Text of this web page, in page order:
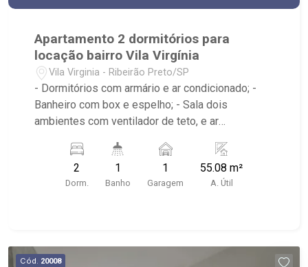
Apartamento 2 dormitórios para
locação bairro Vila Virgínia
Vila Virginia - Ribeirão Preto/SP
- Dormitórios com armário e ar condicionado; -
Banheiro com box e espelho; - Sala dois
ambientes com ventilador de teto, e ar
Área de serviço; - Iluminação; - Condomínio com
portaria 24hr, Salão de festas, Playground,
Espaço gourmet na área comum - Localizado
2
Dorm.
1
Banho
1
Garagem
55.08 m²
A. Útil
Cód. 20008